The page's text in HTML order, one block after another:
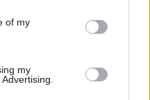
of my
my
trop grande quantité
la digestion.
marinades pour
de déséquilibrer le